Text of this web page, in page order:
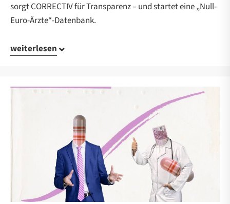
sorgt CORRECTIV für Transparenz – und startet eine „Null-
Euro-Ärzte“-Datenbank.
weiterlesen